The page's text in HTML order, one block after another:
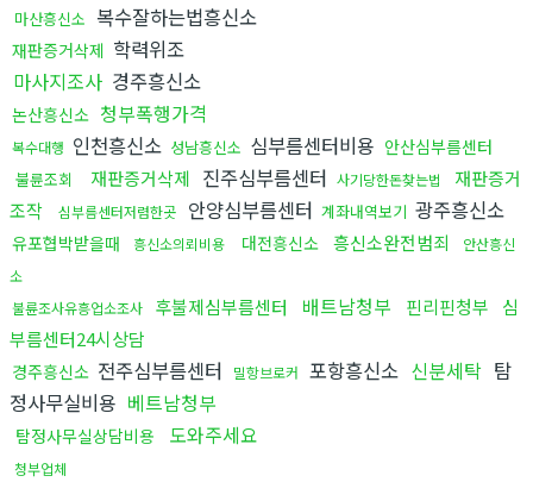
마산흥신소 복수잘하는법흥신소
재판증거삭제 학력위조
마사지조사 경주흥신소
논산흥신소 청부폭행가격
복수대행 인천흥신소 성남흥신소 심부름센터비용 안산심부름센터
불륜조회 재판증거삭제 진주심부름센터 사기당한돈찾는법
재판증거
조작
심부름센터저렴한곳 안양심부름센터 계좌내역보기 광주흥신소
유포협박받을때 흥신소의뢰비용 대전흥신소 흥신소완전범죄
안산흥신
소
불륜조사유흥업소조사
후불제심부름센터 배트남청부 핀리핀청부
심
부름센터24시상담
경주흥신소 전주심부름센터 밀항브로커 포항흥신소 신분세탁 탐
정사무실비용 베트남청부
탐정사무실상담비용 도와주세요
청부업체